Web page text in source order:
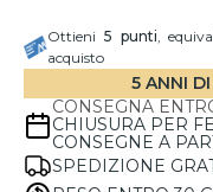
Ottieni 5 punti,
acquisto
5 ANNI
CONSEGNA
CHIUSURA PER
CONSEGNE A
SPEDIZIONE